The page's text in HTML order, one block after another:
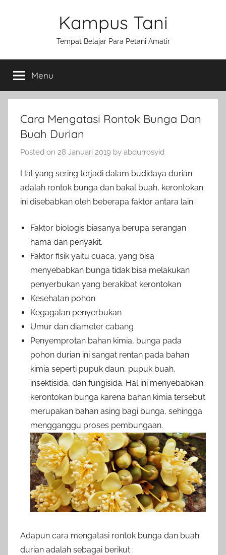
Kampus Tani
Tempat Belajar Para Petani Amatir
Menu
Cara Mengatasi Rontok Bunga Dan
Buah Durian
Posted on 28 Januari 2019 by abdurrosyid
Hal yang sering terjadi dalam budidaya durian
adalah rontok bunga dan bakal buah, kerontokan
ini disebabkan oleh beberapa faktor antara lain :
Faktor biologis biasanya berupa serangan
hama dan penyakit.
Faktor fisik yaitu cuaca, yang bisa
menyebabkan bunga tidak bisa melakukan
penyerbukan yang berakibat kerontokan
Kesehatan pohon
Kegagalan penyerbukan
Umur dan diameter cabang
Penyemprotan bahan kimia, bunga pada
pohon durian ini sangat rentan pada bahan
kimia seperti pupuk daun, pupuk buah,
insektisida, dan fungisida. Hal ini menyebabkan
kerontokan bunga karena bahan kimia tersebut
merupakan bahan asing bagi bunga, sehingga
mengganggu proses pembungaan.
Adapun cara mengatasi rontok bunga dan buah
durian adalah sebagai berikut :